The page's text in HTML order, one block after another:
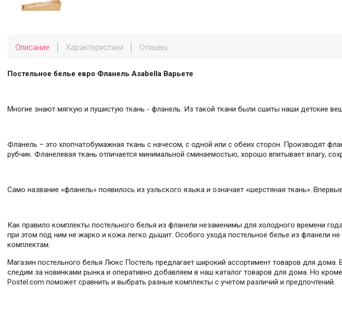
Описание Характеристики Отзывы
Постельное белье евро Фланель Asabella Варьете
Многие знают мягкую и пушистую ткань - фланель. Из такой ткани были сшиты наши детские
Фланель – это хлопчатобумажная ткань с начесом, с одной или с обеих сторон. Производят
рубчик. Фланелевая ткань отличается минимальной сминаемостью, хорошо впитывает влагу,
Само название «фланель» появилось из уэльского языка и означает «шерстяная ткань».
Как правило комплекты постельного белья из фланели незаменимы для холодного времени
при этом под ним не жарко и кожа легко дышит. Особого ухода постельное белье из фланели
комплектам.
Магазин постельного белья Люкс Постель предлагает широкий ассортимент товаров для
следим за новинками рынка и оперативно добавляем в наш каталог товаров для дома. Но
Postel.com поможет сравнить и выбрать разные комплекты с учетом различий и предпочтений.